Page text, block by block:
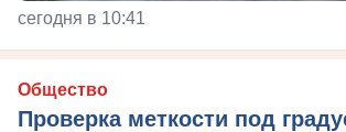
сегодня в 10:41
Общество
Проверка меткости под